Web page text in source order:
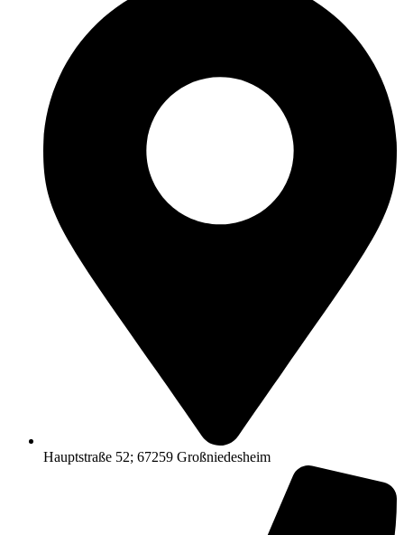
Hauptstraße 52; 67259 Großniedesheim